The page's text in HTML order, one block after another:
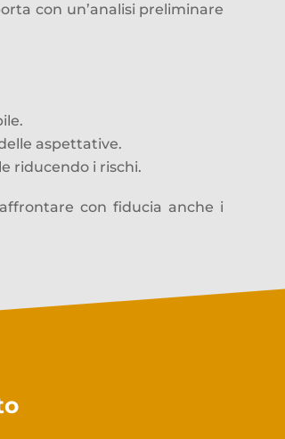
con un’analisi preliminare
aspettative.
riducendo i rischi.
con fiducia anche i